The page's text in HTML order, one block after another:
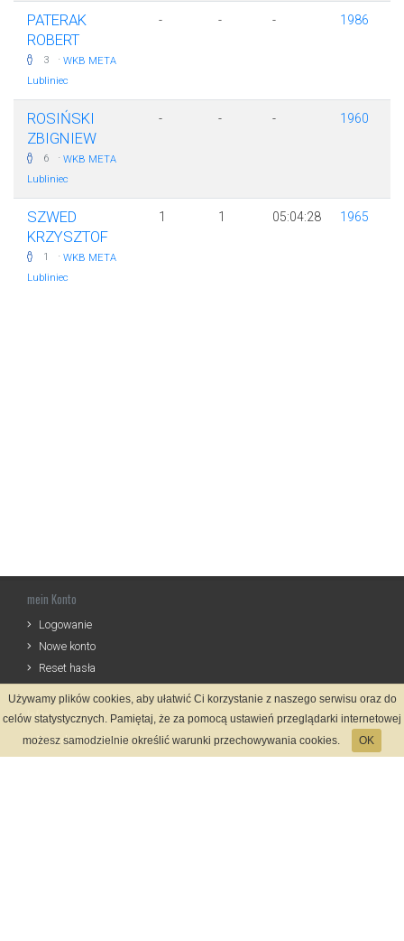
PATERAK
ROBERT
3 · WKB META
Lubliniec
- - - 1986
ROSIŃSKI
ZBIGNIEW
6 · WKB META
Lubliniec
- - - 1960
SZWED
KRZYSZTOF
1 · WKB META
Lubliniec
1 1 05:04:28 1965
mein Konto
Logowanie
Nowe konto
Reset hasła
Infos
Zasady Rejestracji
Używamy plików cookies, aby ułatwić Ci korzystanie z naszego serwisu oraz do
celów statystycznych. Pamiętaj, że za pomocą ustawień przeglądarki internetowej
możesz samodzielnie określić warunki przechowywania cookies.
OK